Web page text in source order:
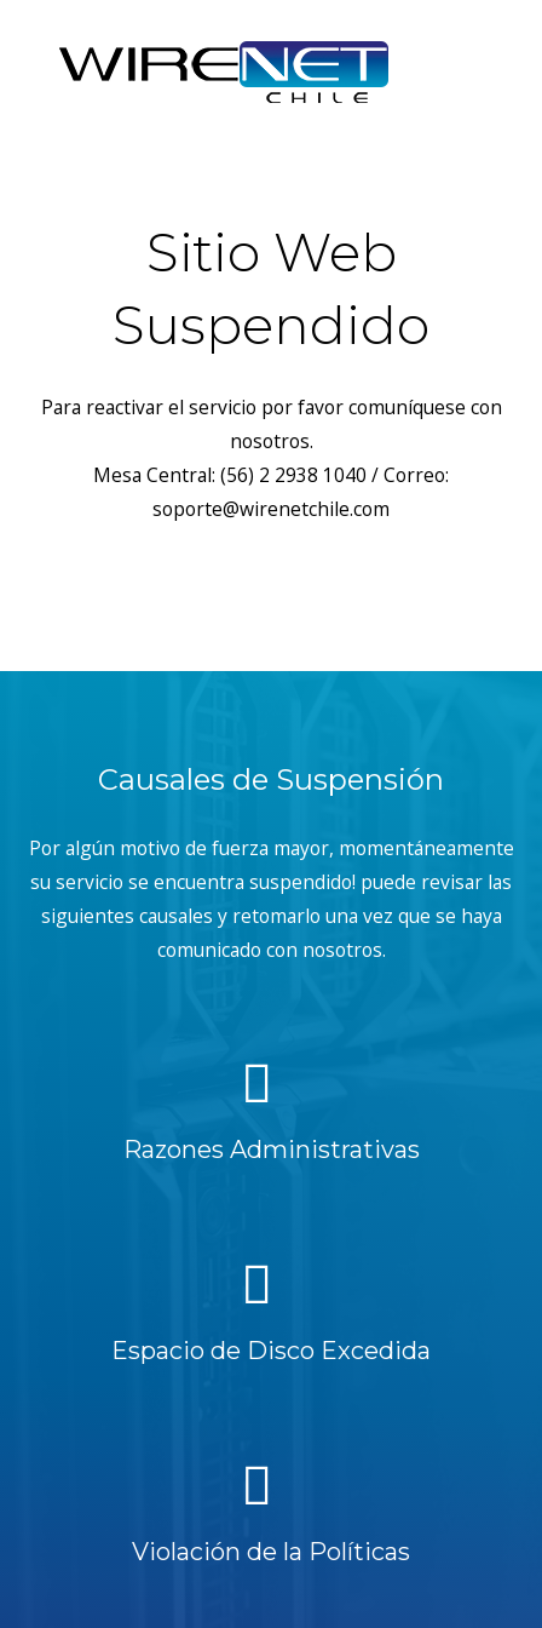
Sitio Web
Suspendido
Para reactivar el servicio por favor comuníquese con
nosotros.
Mesa Central: (56) 2 2938 1040 / Correo:
soporte@wirenetchile.com
Causales de Suspensión
Por algún motivo de fuerza mayor, momentáneamente
su servicio se encuentra suspendido! puede revisar las
siguientes causales y retomarlo una vez que se haya
comunicado con nosotros.
Razones Administrativas
Espacio de Disco Excedida
Violación de la Políticas